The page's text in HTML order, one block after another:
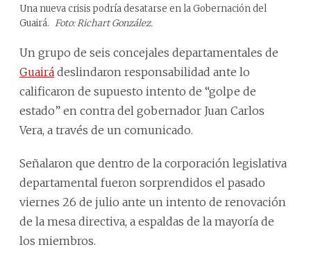
Una nueva crisis podría desatarse en la Gobernación del
Guairá. Foto: Richart González.
Un grupo de seis concejales departamentales de
Guairá deslindaron responsabilidad ante lo
calificaron de supuesto intento de “golpe de
estado” en contra del gobernador Juan Carlos
Vera, a través de un comunicado.
Señalaron que dentro de la corporación legislativa
departamental fueron sorprendidos el pasado
viernes 26 de julio ante un intento de renovación
de la mesa directiva, a espaldas de la mayoría de
los miembros.